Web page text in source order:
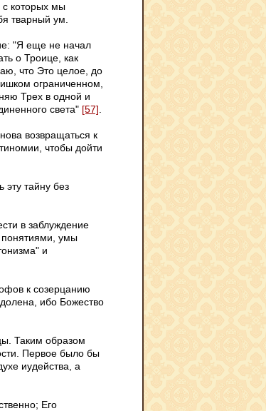
которых мы
тварный ум.
"Я еще не начал
о Троице, как
что Это целое, до
ограниченном,
Трех в одной и
света" [57]
возвращаться к
чтобы дойти
эту тайну без
в заблуждение
понятиями, умы
и
к созерцанию
ибо Божество
Таким образом
Первое было бы
иудейства, а
Его